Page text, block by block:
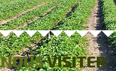
NOUSVISITER